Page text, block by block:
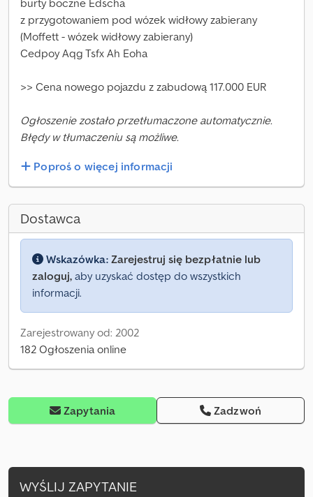
burty boczne Edscha
z przygotowaniem pod wózek widłowy zabierany
(Moffett - wózek widłowy zabierany)
Cedpoy Aqg Tsfx Ah Eoha
>> Cena nowego pojazdu z zabudową 117.000 EUR
Ogłoszenie zostało przetłumaczone automatycznie.
Błędy w tłumaczeniu są możliwe.
Poproś o więcej informacji
Dostawca
Wskazówka: Zarejestruj się bezpłatnie lub
zaloguj, aby uzyskać dostęp do wszystkich
informacji.
Zarejestrowany od: 2002
182 Ogłoszenia online
Zapytania Zadzwoń
WYŚLIJ ZAPYTANIE